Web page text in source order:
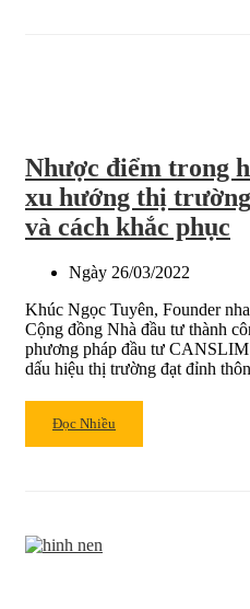
dài
hạn
các
năm
Thời
mới
–
đầu
tăng
trưởng
Nhược điểm trong
xu hướng thị
và cách khắc phục
Ngày 26/03/2022
Khúc Ngọc Tuyên, Founder
Cộng đồng Nhà đầu tư thành
phương pháp đầu tư CANSLIM
dấu hiệu thị trường đạt đỉnh
Read
more
hệ
Đọc Nhiều